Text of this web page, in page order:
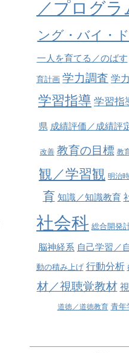
／プログラ
ング・バイ・
一人を育てる／のばす
育計画 学力調査 学
学習指導 学習指
県 成績評価／成績評
改善 教育の目標 教
観／学習観 明治
育 知識／知識教育
社会科 総合開発
脳神経系 自己学習／
動の積み上げ 行動分析
材／視聴覚教材
道徳／道徳教育 青年